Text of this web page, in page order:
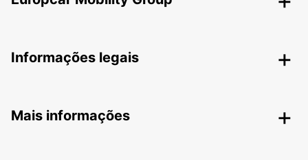
Informações legais
Mais informações